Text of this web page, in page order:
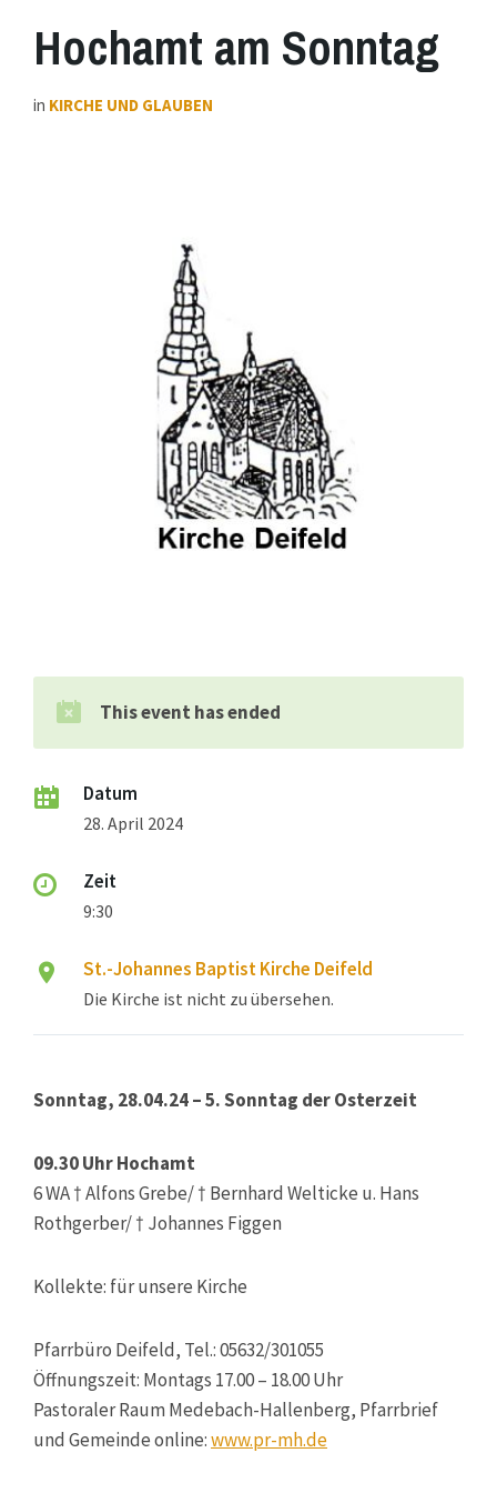
Hochamt am Sonntag
in KIRCHE UND GLAUBEN
This event has ended
Datum
28. April 2024
Zeit
9:30
St.-Johannes Baptist Kirche Deifeld
Die Kirche ist nicht zu übersehen.
Sonntag, 28.04.24 – 5. Sonntag der Osterzeit
09.30 Uhr Hochamt
6 WA † Alfons Grebe/ † Bernhard Welticke u. Hans
Rothgerber/ † Johannes Figgen
Kollekte: für unsere Kirche
Pfarrbüro Deifeld, Tel.: 05632/301055
Öffnungszeit: Montags 17.00 – 18.00 Uhr
Pastoraler Raum Medebach-Hallenberg, Pfarrbrief
und Gemeinde online:www.pr-mh.de